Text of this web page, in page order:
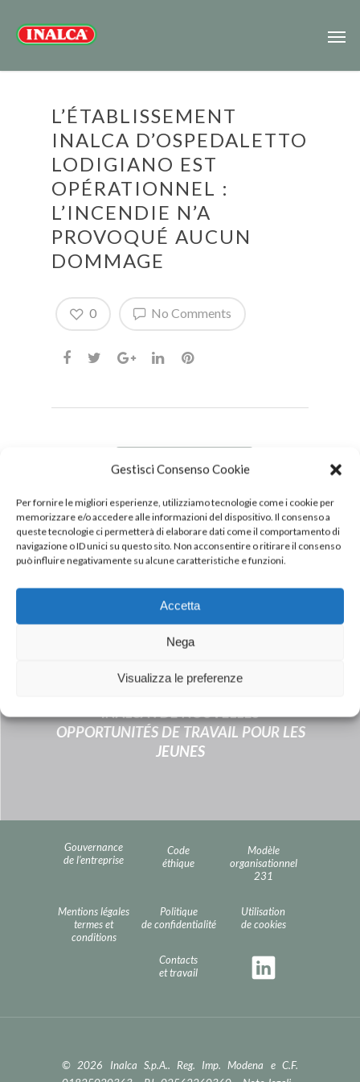
Gestisci Consenso Cookie
Per fornire le migliori esperienze, utilizziamo tecnologie come i cookie per
memorizzare e/o accedere alle informazioni del dispositivo. Il consenso a
queste tecnologie ci permetterà di elaborare dati come il comportamento di
navigazione o ID unici su questo sito. Non acconsentire o ritirare il consenso
può influire negativamente su alcune caratteristiche e funzioni.
Accetta
Nega
Visualizza le preferenze
L’ÉTABLISSEMENT
INALCA D’OSPEDALETTO
LODIGIANO EST
OPÉRATIONNEL :
L’INCENDIE N’A
PROVOQUÉ AUCUN
DOMMAGE
No Comments
0
DOWNLOAD
Next Post
INALCA : DE NOUVELLES
OPPORTUNITÉS DE TRAVAIL POUR LES
JEUNES
Gouvernance
de l’entreprise
Code
éthique
Modèle
organisationnel
231
Mentions légales
termes et
conditions
Politique
de confidentialité
Utilisation
de cookies
Contacts
et travail
© 2026 Inalca S.p.A.. Reg. Imp. Modena e C.F.